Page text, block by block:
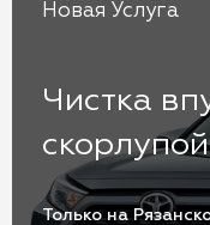
Новая Услуга
Чистка
скорлупой
Только на